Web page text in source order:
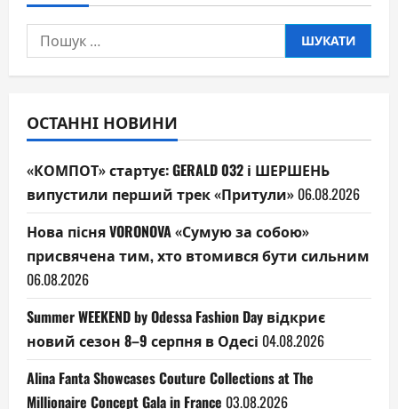
Пошук:
ОСТАННІ НОВИНИ
«КОМПОТ» стартує: GERALD 032 і ШЕРШЕНЬ
випустили перший трек «Притули» 06.08.2026
Нова пісня VORONOVA «Сумую за собою»
присвячена тим, хто втомився бути сильним
06.08.2026
Summer WEEKEND by Odessa Fashion Day відкриє
новий сезон 8–9 серпня в Одесі 04.08.2026
Alina Fanta Showcases Couture Collections at The
Millionaire Concept Gala in France 03.08.2026